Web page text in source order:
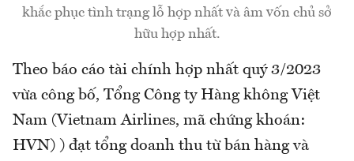
khắc phục tình trạng lỗ hợp nhất và âm vốn chủ sở
hữu hợp nhất.
Theo báo cáo tài chính hợp nhất quý 3/2023
vừa công bố, Tổng Công ty Hàng không Việt
Nam (Vietnam Airlines, mã chứng khoán:
HVN) ) đạt tổng doanh thu từ bán hàng và